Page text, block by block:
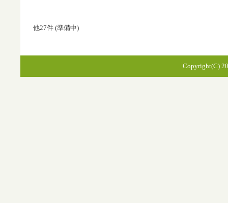
他27件 (準備中)
Copyright(C)